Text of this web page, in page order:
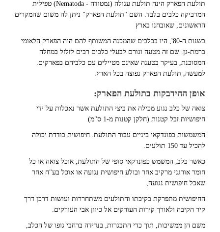
תולעת הפארק הינה תולעת עגולה (נמטודה - Nematoda) טפילית
המדביקה כלבים בלבד. השם "תולעת הפארק" ניתן לה משום שהמקרים
הראשונים, שאובחנו בארץ
בשנות ה-80', היו בכלבים שהמכנה המשותף להם היה הפארק הלאומי
ברמת-גן. שם זה מטעה וגורם לבעלי כלבים רבים לזלזל במחלה
המסוכנת, בעיקר בטענה שאינם מטיילים עם כלביהם בפארקים.
למעשה, תולעת הפארק נפוצה בכל הארץ.
אופן ההידבקות בתולעת הפארק:
צואה של כלב נגוע מכילה את ביצי התולעת אשר נאכלות על ידי
חיפושיות זבל קטנות (חלקן קטנות מ-1 ס"מ)
המשמשות כפונדקאי ביניים עבור התולעת. חיפושית בודדת יכולה
להכיל עד 150 תולעים.
כאשר כלב, המשמש כפונדקאי סופי של התולעת, אוכל צואה או כל
חומר אורגני מרקיב אחר ובולע חיפושית נגועה או אוכל בע"ח אחר
שאכל חיפושית נגועה,
החיפושית מתפרקת בקיבתו והתולעים משתחררות ועושות דרכן דרך
קיר הקיבה ולאורך קירות העורקים אל כיוון אבי העורקים.
משם הן ממשיכות, תוך כדי התבגרות, בנדידה ברחבי גופו של הכלב,